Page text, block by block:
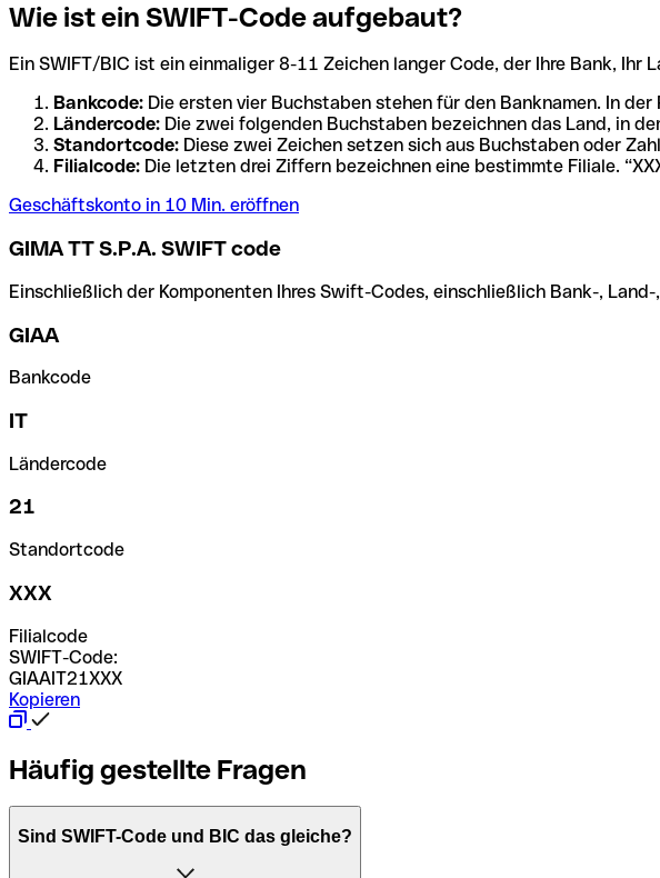
Wie ist ein SWIFT-Code aufgebaut?
Ein SWIFT/BIC ist ein einmaliger 8-11 Zeichen langer Code, der Ihre Bank, Ihr
Bankcode: Die ersten vier Buchstaben stehen für den Banknamen. In
Ländercode: Die zwei folgenden Buchstaben bezeichnen das Land, in
Standortcode: Diese zwei Zeichen setzen sich aus Buchstaben oder
Filialcode: Die letzten drei Ziffern bezeichnen eine bestimmte Filiale.
Geschäftskonto in 10 Min. eröffnen
GIMA TT S.P.A. SWIFT code
Einschließlich der Komponenten Ihres Swift-Codes, einschließlich Bank-,
GIAA
Bankcode
IT
Ländercode
21
Standortcode
XXX
Filialcode
SWIFT-Code:
GIAAIT21XXX
Kopieren
Häufig gestellte Fragen
Sind SWIFT-Code und BIC das gleiche?